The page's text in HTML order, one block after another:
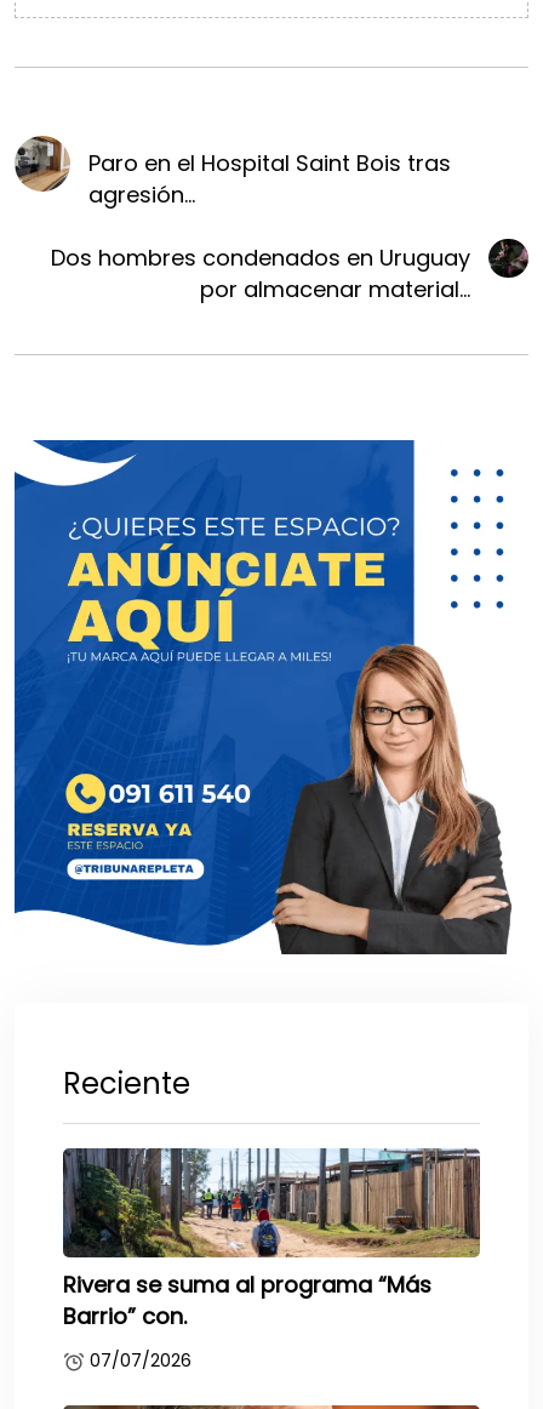
Paro en el Hospital Saint Bois tras
agresión...
Dos hombres condenados en Uruguay
por almacenar material...
Reciente
Rivera se suma al programa “Más
Barrio” con.
07/07/2026